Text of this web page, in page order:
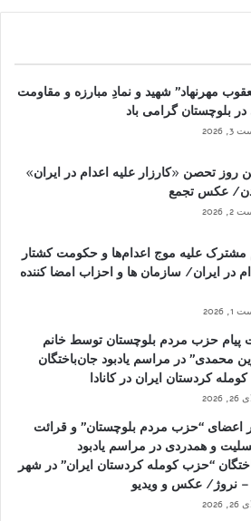
مهرنهاد” شهید و نمادِ مبارزه و مقاومت
بلوچستان گرامی باد
2026
روز تحصن «کارزار علیه اعدام در ایران»
عکس تجمع
2026
مشترک علیه موج اعدام‌ها و حکومت کشتار
در ایران/ سازمان ها و احزاب امضا کننده
2026
پیام حزب مردم بلوچستان توسط خانم
محمدی” در مراسم یادبود جان‌باختگان
کردستان ایران در کانادا
اعضای “حزب مردم بلوچستان” و قرائت
و همدردی در مراسم یادبود
“حزب کومله کردستان ایران” در شهر
– نروژ/ عکس و ویدیو